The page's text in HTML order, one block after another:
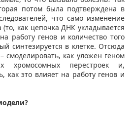
потом была подтверждена в
что само изменение
как цепочка ДНК укладывается
работу генов и количество того
синтезируется в клетке. Отсюда
смоделировать, как уложен геном
хромосомных перестроек и,
как это влияет на работу генов и